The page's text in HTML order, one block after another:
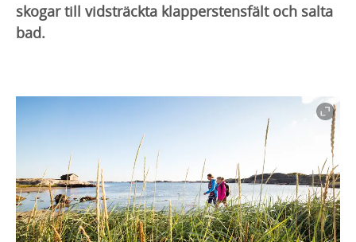
skogar till vidsträckta klapperstensfält och salta
bad.